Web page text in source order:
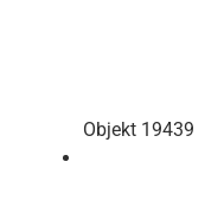
Objekt 19439